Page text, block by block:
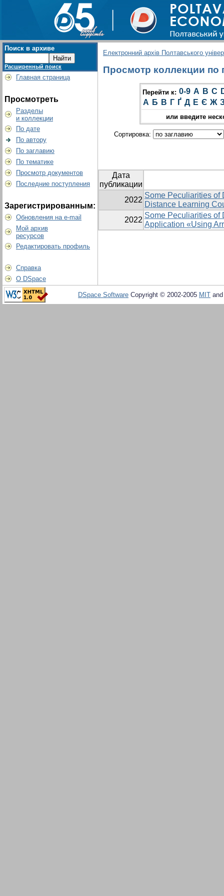
Поиск в архиве
Расширенный поиск
Главная страница
Просмотреть
Разделы
и коллекции
По дате
По автору
По заглавию
По тематике
Просмотр документов
Последние поступления
Зарегистрированным:
Обновления на e-mail
Мой архив
ресурсов
Редактировать профиль
Справка
О DSpace
Електронний архів Полтавського
Просмотр коллекции по
Перейти к: 0-9 A B C
А Б В Г Ґ Д Е Є Ж
или введите
Сортировка:
Дата
публикации
2022
Some Peculiarities of
Distance Learning
2022
Some Peculiarities of
Application «Using
DSpace Software Copyright © 2002-2005 MIT